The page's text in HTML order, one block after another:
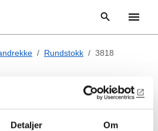
Detaljer Om
Rundstokk 3818